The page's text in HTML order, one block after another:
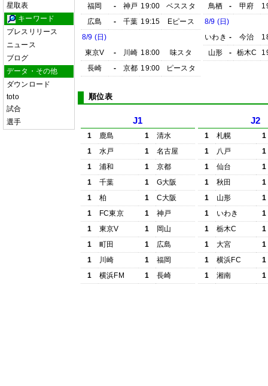
星取表
キーワード
プレスリリース
ニュース
ブログ
データ・その他
ダウンロード
toto
試合
選手
福岡
- 神戸 19:00
ベススタ
広島
- 千葉 19:15
Eピース
8/9 (日)
東京V
- 川崎 18:00
味スタ
長崎
- 京都 19:00 ピースタ
鳥栖
- 甲府
8/9 (日)
いわき - 今治
山形
- 栃木C
順位表
J1
1 鹿島 1
清水
1
水戸 1
名古屋
1
浦和 1
京都
1
千葉 1
G大阪
1
柏 1
C大阪
1
FC東京 1
神戸
1
東京V 1
岡山
1
町田 1
広島
1
川崎 1
福岡
1
横浜FM 1 長崎
J2
1 札幌
1
1
八戸
1
1
仙台
1
1
秋田
1
1
山形
1
1
いわき
1
1
栃木C
1
1
大宮
1
1
横浜FC
1
1
湘南 1